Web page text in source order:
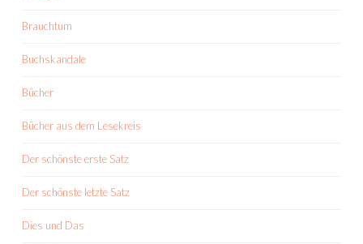
Brauchtum
Buchskandale
Bücher
Bücher aus dem Lesekreis
Der schönste erste Satz
Der schönste letzte Satz
Dies und Das